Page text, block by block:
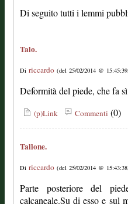
Di seguito tutti i lemmi
Talo.
Di riccardo (del 25/02/2014 @
Deformità del piede, che fa
(p)Link Commenti (0)
Tallone.
Di riccardo (del 25/02/2014 @
Parte posteriore del
calcaneale.Su di esso e sul